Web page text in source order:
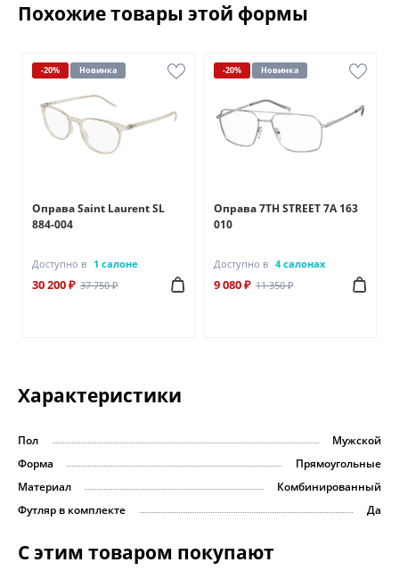
Похожие товары этой формы
-20% Новинка
Оправа Saint Laurent SL
884-004
Доступно в 1 салоне
30 200 ₽ 37 750 ₽
-20% Новинка
Оправа 7TH STREET 7A 163
010
Доступно в 4 салонах
9 080 ₽ 11 350 ₽
Характеристики
Пол
Мужской
Форма
Прямоугольные
Материал
Комбинированный
Футляр в комплекте
Да
С этим товаром покупают